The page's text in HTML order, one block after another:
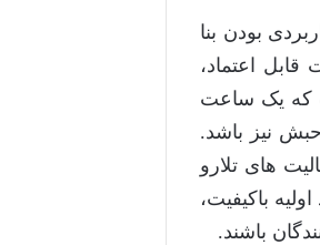
بودن بنا
اعتماد،
که یک ساعت
نیز باشد.
های تلارو
باکیفیت،
باشند.